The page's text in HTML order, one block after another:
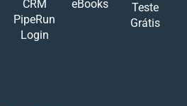
CRM
PipeRun
Login
eBooks
Teste
Grátis